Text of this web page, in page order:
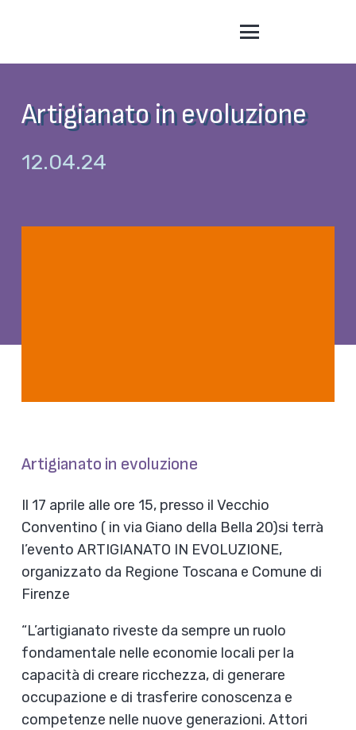
Artigianato in evoluzione
12.04.24
Artigianato in evoluzione
Il 17 aprile alle ore 15, presso il Vecchio
Conventino ( in via Giano della Bella 20)si terrà
l’evento ARTIGIANATO IN EVOLUZIONE,
organizzato da Regione Toscana e Comune di
Firenze
“L’artigianato riveste da sempre un ruolo
fondamentale nelle economie locali per la
capacità di creare ricchezza, di generare
occupazione e di trasferire conoscenza e
competenze nelle nuove generazioni. Attori